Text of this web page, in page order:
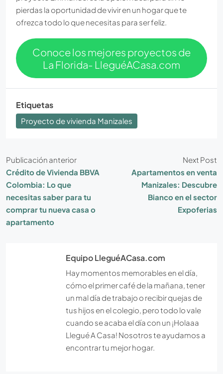
pierdas la oportunidad de vivir en un hogar que te
ofrezca todo lo que necesitas para ser feliz.
Conoce los mejores proyectos de
La Florida- LleguéACasa.com
Etiquetas
Proyecto de vivienda Manizales
Publicación anterior
Crédito de Vivienda BBVA
Colombia: Lo que
necesitas saber para tu
comprar tu nueva casa o
apartamento
Next Post
Apartamentos en venta
Manizales: Descubre
Bianco en el sector
Expoferias
Equipo LleguéACasa.com
Hay momentos memorables en el día,
cómo el primer café de la mañana, tener
un mal día de trabajo o recibir quejas de
tus hijos en el colegio, pero todo lo vale
cuando se acaba el día con un ¡Holaaa
Llegué A Casa! Nosotros te ayudamos a
encontrar tu mejor hogar.